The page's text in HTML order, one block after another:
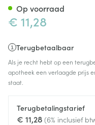
€ 11,28
Terugbetaalbaar
Als je recht hebt op een
apotheek een verlaagde prijs
staat.
Terugbetalingstarief
€ 11,28 (6% inclusief
Op voorraad